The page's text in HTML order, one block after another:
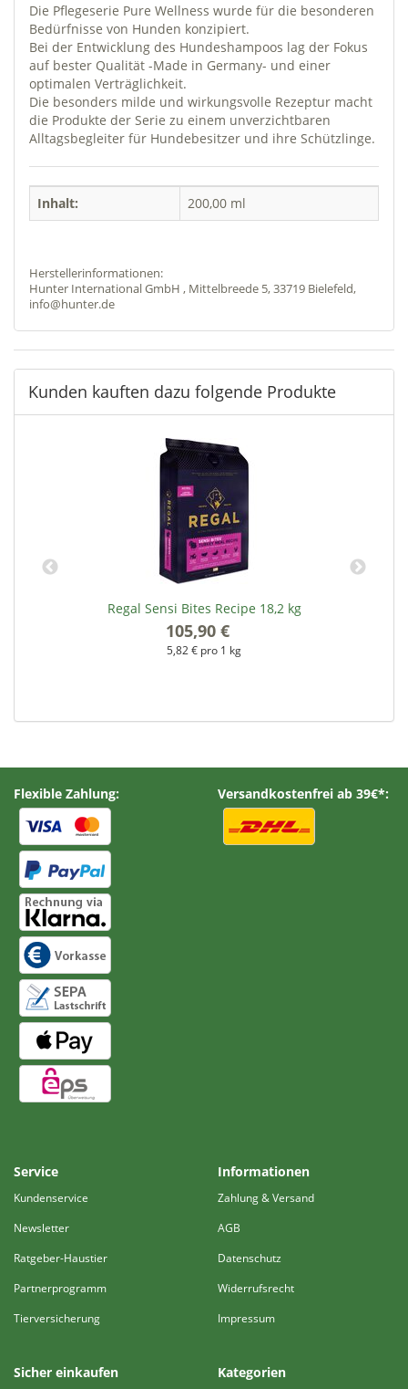
Die Pflegeserie Pure Wellness wurde für die besonderen
Bedürfnisse von Hunden konzipiert.
Bei der Entwicklung des Hundeshampoos lag der Fokus
auf bester Qualität -Made in Germany- und einer
optimalen Verträglichkeit.
Die besonders milde und wirkungsvolle Rezeptur macht
die Produkte der Serie zu einem unverzichtbaren
Alltagsbegleiter für Hundebesitzer und ihre Schützlinge.
Inhalt: 200,00 ml
Herstellerinformationen:
Hunter International GmbH , Mittelbreede 5, 33719 Bielefeld,
info@hunter.de
Kunden kauften dazu folgende Produkte
Regal Sensi Bites Recipe 18,2 kg
105,90 €
5,82 € pro 1 kg
Flexible Zahlung: Versandkostenfrei ab 39€*:
Service
Kundenservice
Newsletter
Ratgeber-Haustier
Partnerprogramm
Tierversicherung
Informationen
Zahlung & Versand
AGB
Datenschutz
Widerrufsrecht
Impressum
Sicher einkaufen Kategorien